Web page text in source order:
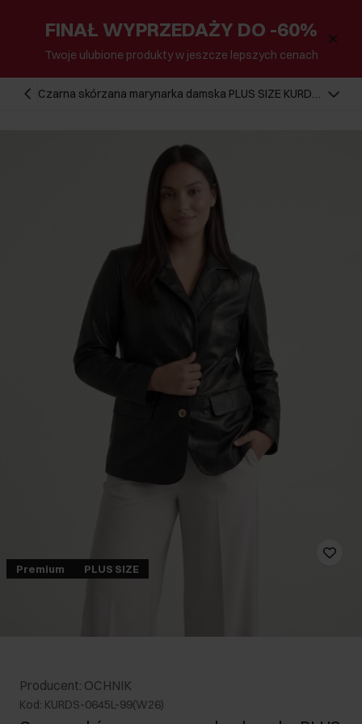
FINAŁ WYPRZEDAŻY DO -60%
Twoje ulubione produkty w jeszcze lepszych cenach
Czarna skórzana marynarka damska PLUS SIZE KURDS-
Premium PLUS SIZE
Producent: OCHNIK
Kod: KURDS-0645L-99(W26)